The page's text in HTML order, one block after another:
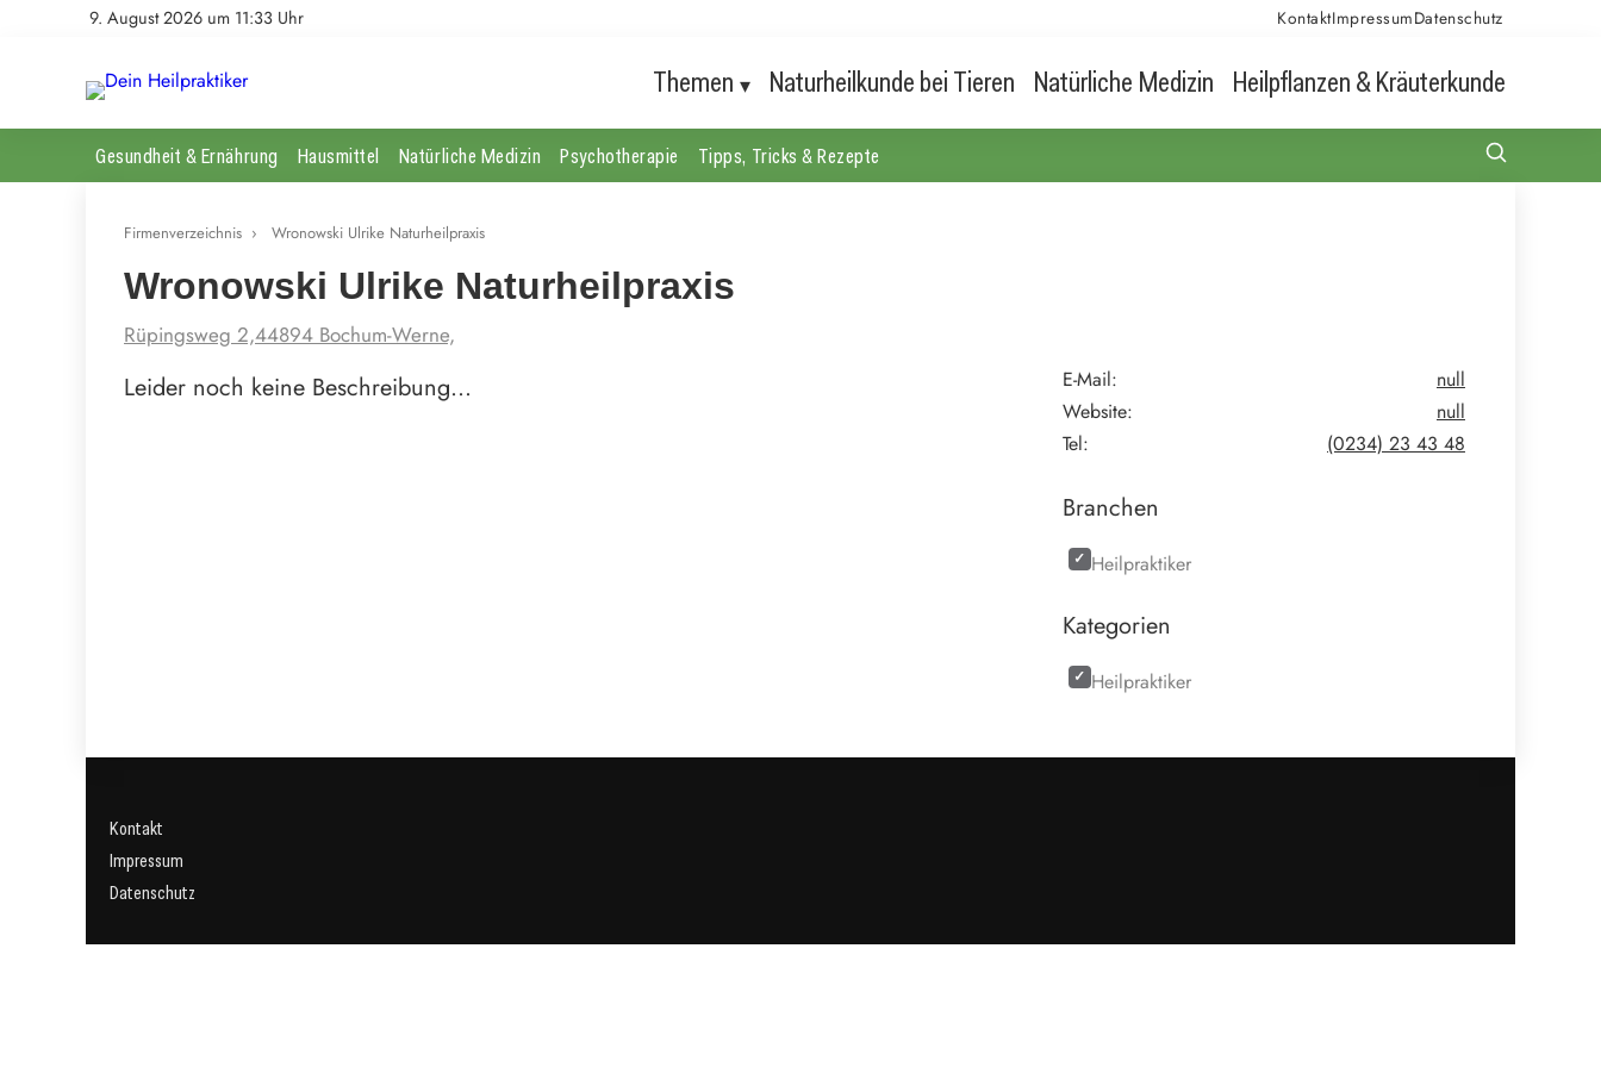
9. August 2026 um 11:33 Uhr KontaktImpressumDatenschutz
Themen Naturheilkunde bei Tieren Natürliche Medizin Heilpflanzen & Kräuterkunde
Gesundheit & Ernährung Hausmittel Natürliche Medizin Psychotherapie Tipps, Tricks & Rezepte
Firmenverzeichnis › Wronowski Ulrike Naturheilpraxis
Wronowski Ulrike Naturheilpraxis
Rüpingsweg 2,44894 Bochum-Werne,
Leider noch keine Beschreibung… E-Mail:
null
Website:
null
Tel:
(0234) 23 43 48
Branchen
Heilpraktiker
Kategorien
Heilpraktiker
Kontakt
Impressum
Datenschutz